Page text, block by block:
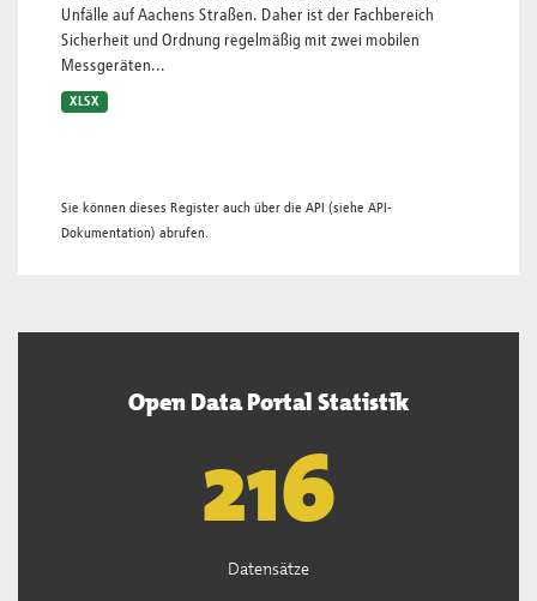
Unfälle auf Aachens Straßen. Daher ist der Fachbereich
Sicherheit und Ordnung regelmäßig mit zwei mobilen
Messgeräten...
XLSX
Sie können dieses Register auch über die API (siehe API-
Dokumentation) abrufen.
Open Data Portal Statistik
218
Datensätze